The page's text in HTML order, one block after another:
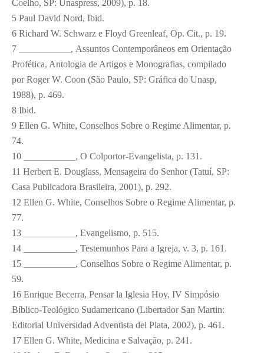
Coelho, SP: Unaspress, 2009), p. 18.
5 Paul David Nord, Ibid.
6 Richard W. Schwarz e Floyd Greenleaf, Op. Cit., p. 19.
7 ___________, Assuntos Contemporâneos em Orientação
Profética, Antologia de Artigos e Monografias, compilado
por Roger W. Coon (São Paulo, SP: Gráfica do Unasp,
1988), p. 469.
8 Ibid.
9 Ellen G. White, Conselhos Sobre o Regime Alimentar, p.
74.
10 ___________, O Colportor-Evangelista, p. 131.
11 Herbert E. Douglass, Mensageira do Senhor (Tatuí, SP:
Casa Publicadora Brasileira, 2001), p. 292.
12 Ellen G. White, Conselhos Sobre o Regime Alimentar, p.
77.
13 ___________, Evangelismo, p. 515.
14 ___________, Testemunhos Para a Igreja, v. 3, p. 161.
15 ___________, Conselhos Sobre o Regime Alimentar, p.
59.
16 Enrique Becerra, Pensar la Iglesia Hoy, IV Simpósio
Bíblico-Teológico Sudamericano (Libertador San Martin:
Editorial Universidad Adventista del Plata, 2002), p. 461.
17 Ellen G. White, Medicina e Salvação, p. 241.